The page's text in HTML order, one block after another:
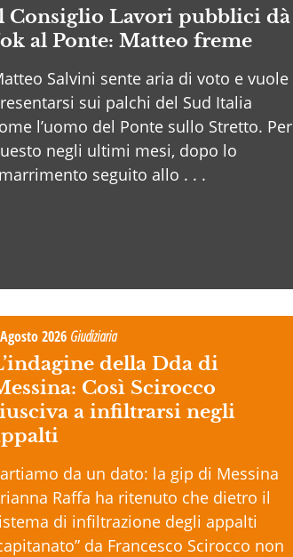
Consiglio Lavori pubblici dà
al Ponte: Matteo freme
Salvini sente aria di voto e vuole
sui palchi del Sud Italia
l’uomo del Ponte sullo Stretto. Per
negli ultimi mesi, dopo lo
seguito allo . . .
2026 Giudiziaria
della Dda di
Così Scirocco
a infiltrarsi negli
da un dato: la gip di Messina
Raffa ha ritenuto che dietro il
di infiltrazione degli appalti
da Francesco Scirocco non